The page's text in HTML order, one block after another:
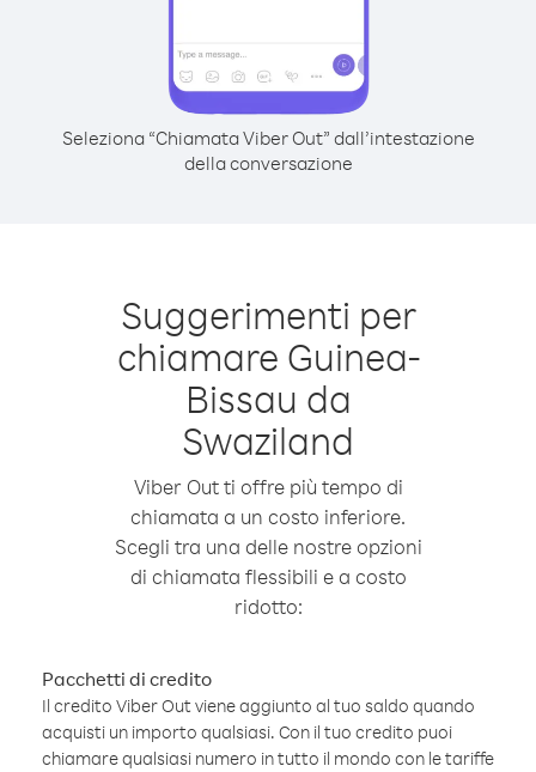
Seleziona “Chiamata Viber Out” dall’intestazione
della conversazione
Suggerimenti per
chiamare Guinea-
Bissau da
Swaziland
Viber Out ti offre più tempo di
chiamata a un costo inferiore.
Scegli tra una delle nostre opzioni
di chiamata flessibili e a costo
ridotto:
Pacchetti di credito
Il credito Viber Out viene aggiunto al tuo saldo quando
acquisti un importo qualsiasi. Con il tuo credito puoi
chiamare qualsiasi numero in tutto il mondo con le tariffe